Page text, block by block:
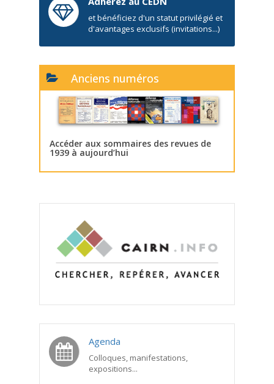
et bénéficiez d'un statut privilégié et
d'avantages exclusifs (invitations...)
Anciens numéros
Accéder aux sommaires des revues de
1939 à aujourd’hui
Agenda
Colloques, manifestations,
expositions...